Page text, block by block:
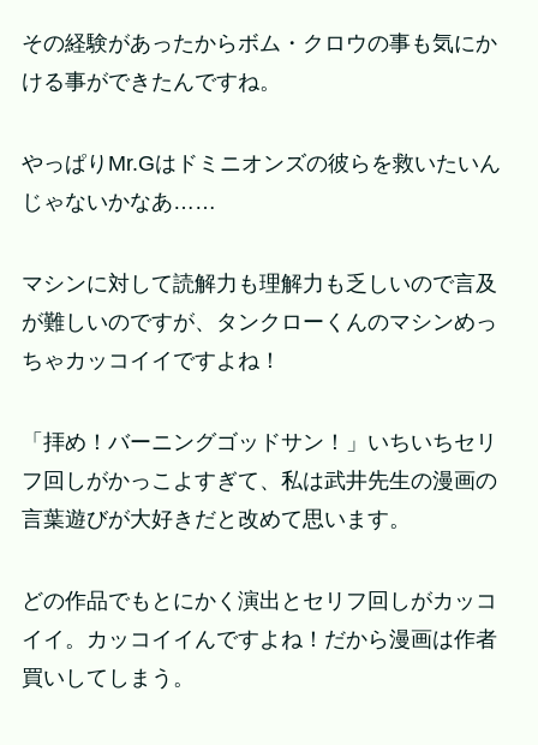
その経験があったからボム・クロウの事も気にか
ける事ができたんですね。
やっぱりMr.Gはドミニオンズの彼らを救いたいん
じゃないかなあ……
マシンに対して読解力も理解力も乏しいので言及
が難しいのですが、タンクローくんのマシンめっ
ちゃカッコイイですよね！
「拝め！バーニングゴッドサン！」いちいちセリ
フ回しがかっこよすぎて、私は武井先生の漫画の
言葉遊びが大好きだと改めて思います。
どの作品でもとにかく演出とセリフ回しがカッコ
イイ。カッコイイんですよね！だから漫画は作者
買いしてしまう。